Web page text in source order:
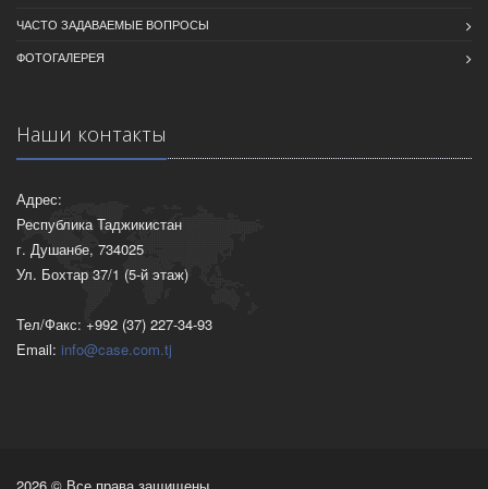
ЧАСТО ЗАДАВАЕМЫЕ ВОПРОСЫ
ФОТОГАЛЕРЕЯ
Наши контакты
Адрес:
Республика Таджикистан
г. Душанбе, 734025
Ул. Бохтар 37/1 (5-й этаж)
Тел/Факс: +992 (37) 227-34-93
Email: info@case.com.tj